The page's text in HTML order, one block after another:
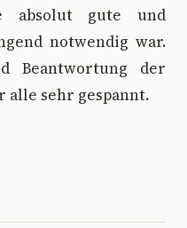
absolut gute und
notwendig war.
Beantwortung der
alle sehr gespannt.